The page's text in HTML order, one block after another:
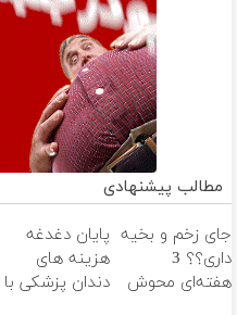
مطالب پیشنهادی
جای زخم و بخیه
داری؟؟ 3
هفته‌ای محوش
پایان دغدغه
هزینه های
دندان پزشکی با